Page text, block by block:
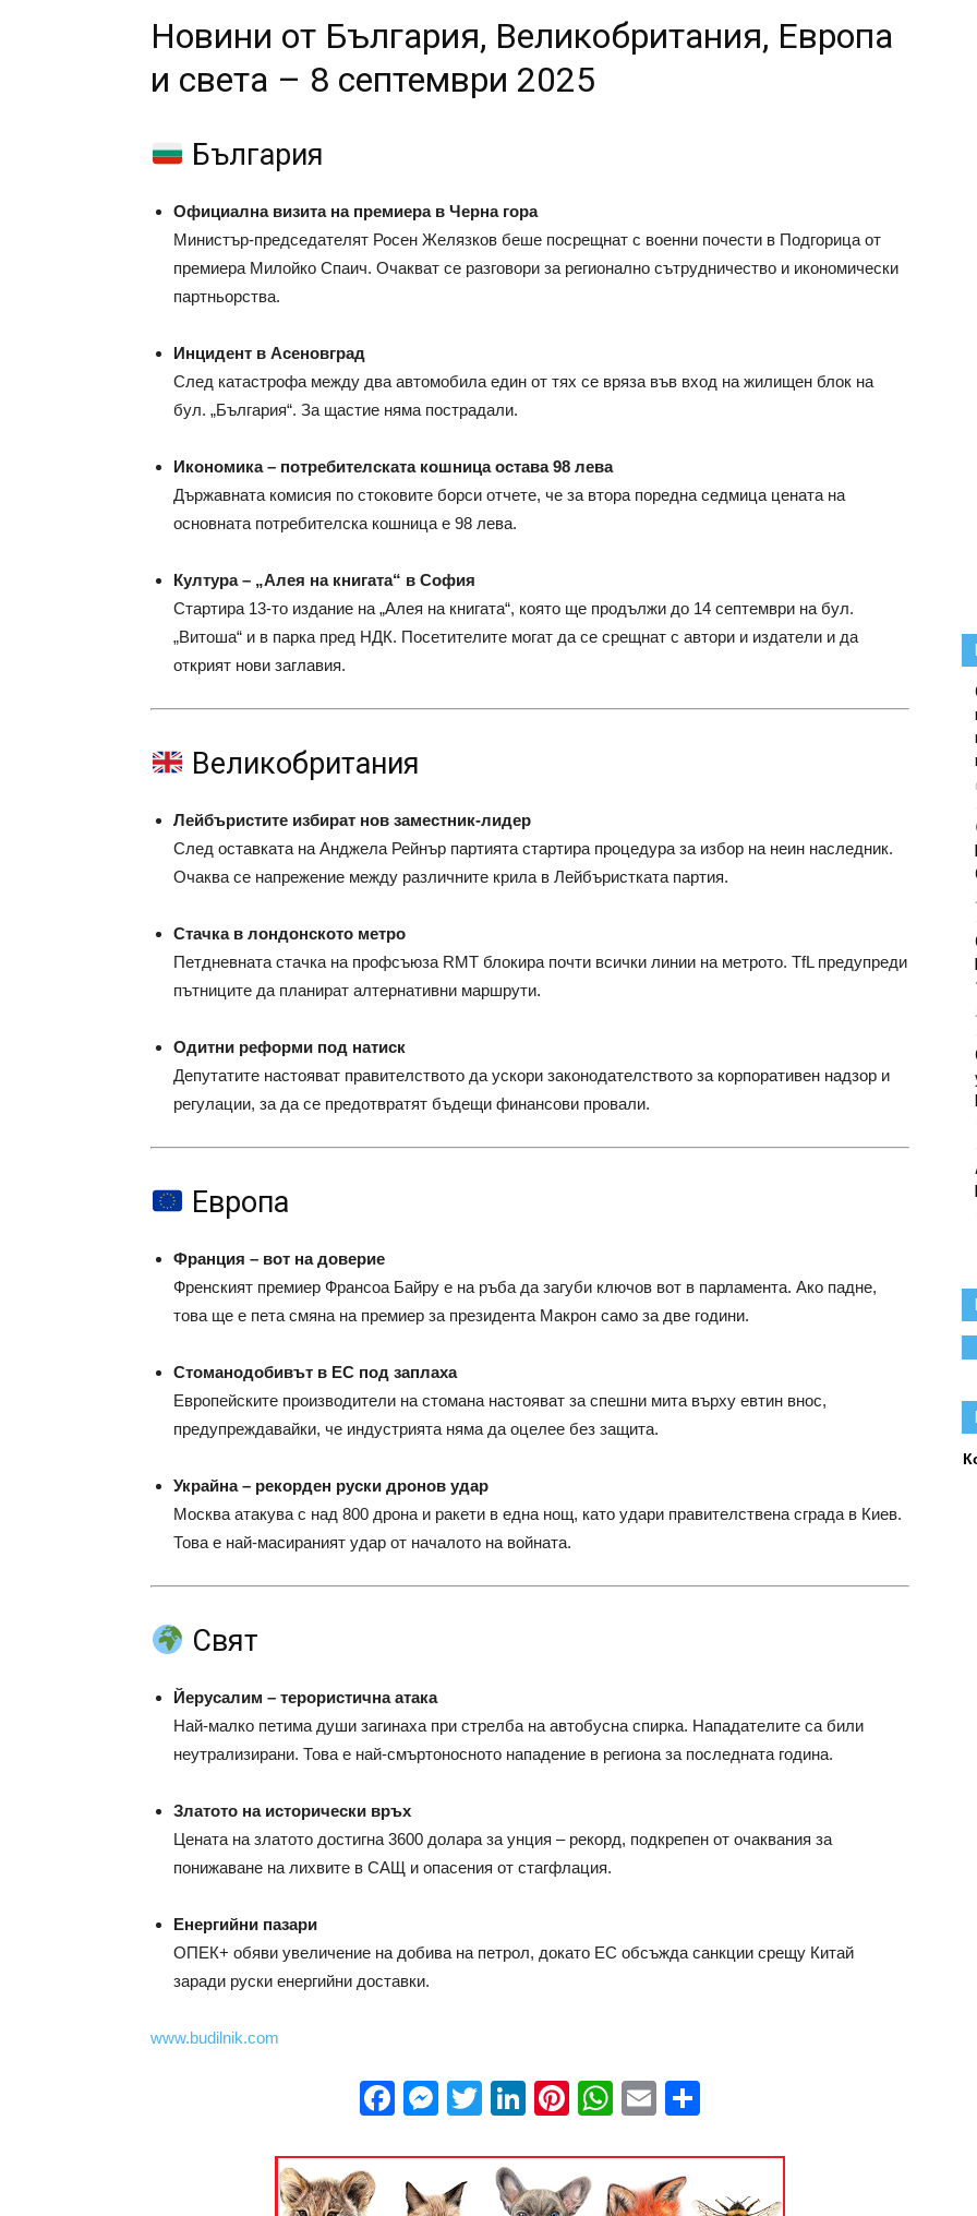
Новини от България, Великобритания, Европа
и света – 8 септември 2025
България
Официална визита на премиера в Черна гора
Министър-председателят Росен Желязков беше посрещнат с военни почести в Подгорица от
премиера Милойко Спаич. Очакват се разговори за регионално сътрудничество и икономически
партньорства.
Инцидент в Асеновград
След катастрофа между два автомобила един от тях се вряза във вход на жилищен блок на
бул. „България“. За щастие няма пострадали.
Икономика – потребителската кошница остава 98 лева
Държавната комисия по стоковите борси отчете, че за втора поредна седмица цената на
основната потребителска кошница е 98 лева.
Култура – „Алея на книгата“ в София
Стартира 13-то издание на „Алея на книгата“, която ще продължи до 14 септември на бул.
„Витоша“ и в парка пред НДК. Посетителите могат да се срещнат с автори и издатели и да
открият нови заглавия.
Великобритания
Лейбъристите избират нов заместник-лидер
След оставката на Анджела Рейнър партията стартира процедура за избор на неин наследник.
Очаква се напрежение между различните крила в Лейбъристката партия.
Стачка в лондонското метро
Петдневната стачка на профсъюза RMT блокира почти всички линии на метрото. TfL предупреди
пътниците да планират алтернативни маршрути.
Одитни реформи под натиск
Депутатите настояват правителството да ускори законодателството за корпоративен надзор и
регулации, за да се предотвратят бъдещи финансови провали.
Европа
Франция – вот на доверие
Френският премиер Франсоа Байру е на ръба да загуби ключов вот в парламента. Ако падне,
това ще е пета смяна на премиер за президента Макрон само за две години.
Стоманодобивът в ЕС под заплаха
Европейските производители на стомана настояват за спешни мита върху евтин внос,
предупреждавайки, че индустрията няма да оцелее без защита.
Украйна – рекорден руски дронов удар
Москва атакува с над 800 дрона и ракети в една нощ, като удари правителствена сграда в Киев.
Това е най-масираният удар от началото на войната.
Свят
Йерусалим – терористична атака
Най-малко петима души загинаха при стрелба на автобусна спирка. Нападателите са били
неутрализирани. Това е най-смъртоносното нападение в региона за последната година.
Златото на исторически връх
Цената на златото достигна 3600 долара за унция – рекорд, подкрепен от очаквания за
понижаване на лихвите в САЩ и опасения от стагфлация.
Енергийни пазари
ОПЕК+ обяви увеличение на добива на петрол, докато ЕС обсъжда санкции срещу Китай
заради руски енергийни доставки.
www.budilnik.com
Facebook
Messenger
Twitter
LinkedIn
Pinterest
WhatsApp
Email